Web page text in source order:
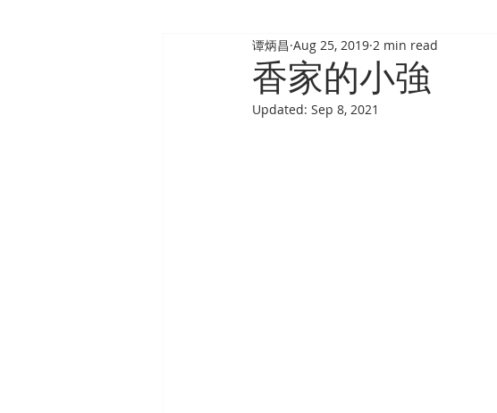
POLITICS 政经 Reviews 书影评 COMMENTARIES 短评
香家的小強
谭炳昌 Aug 25, 2019 2 min read
Updated: Sep 8, 2021